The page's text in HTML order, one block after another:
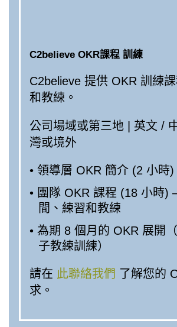
C2believe OKR課程 訓練
C2believe 提供 OKR 訓練
和教練。
公司場域或第三地 | 英文 /
灣或境外
• 領導層 OKR 簡介 (2 小時)
• 團隊 OKR 課程 (18 小時)
間、練習和教練
• 為期 8 個月的 OKR 展開
子教練訓練）
請在 此聯絡我們 了解您的
求。